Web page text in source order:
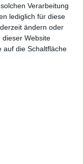
Verarbeitung
lediglich für diese
ändern oder
dieser Website
auf die Schaltfläche
Tag genau ...